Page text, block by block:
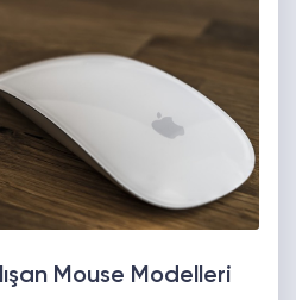
Mouse Modelleri